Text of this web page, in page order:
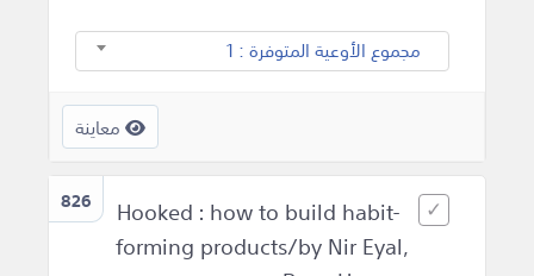
مجموع الأوعية المتوفرة : 1
معاينة
826
Hooked : how to build habit-
forming products/by Nir Eyal,